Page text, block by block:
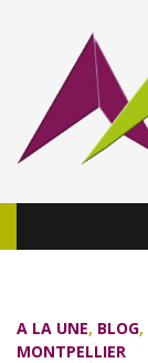
A LA UNE, BLOG,
MONTPELLIER